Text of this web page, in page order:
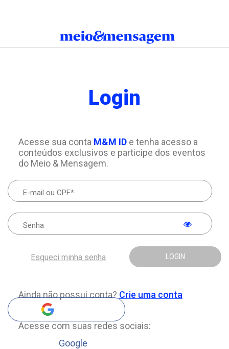
Login
Acesse sua conta M&M IDe tenha acesso a
conteúdos exclusivos e participe dos eventos
do Meio & Mensagem.
LOGIN
Esqueci minha senha
Ainda não possui conta? Crie uma conta
Acesse com suas redes sociais:
Google